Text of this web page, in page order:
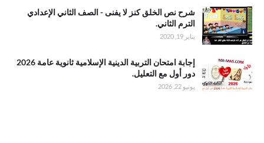
2026 للثانوية
العامة
.شرح نص
الخلق كنز لا
يفنى - الصف
الثاني الإعدادي
الترم الثاني
شرح نص الخلق كنز لا يفنى - الصف الثاني الإعدادي
الترم الثاني.
يناير 19, 2020
.إجابة امتحان
التربية الدينية
الإسلامية
إجابة امتحان التربية الدينية الإسلامية ثانوية عامة 2026
دور أول مع التعليل.
يونيو 22, 2026